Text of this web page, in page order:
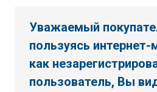
Уважаемый
пользуясь
как
пользователь, Вы